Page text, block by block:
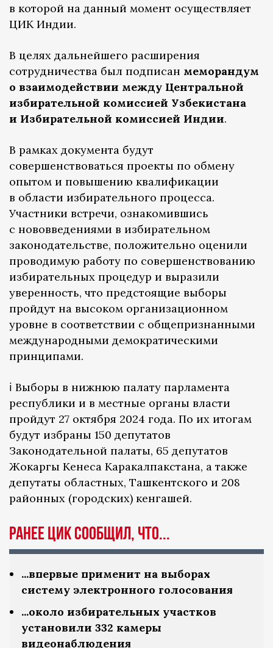
в которой на данный момент осуществляет
ЦИК Индии.
В целях дальнейшего расширения
сотрудничества был подписан меморандум
о взаимодействии между Центральной
избирательной комиссией Узбекистана
и Избирательной комиссией Индии.
В рамках документа будут
совершенствоваться проекты по обмену
опытом и повышению квалификации
в области избирательного процесса.
Участники встречи, ознакомившись
с нововведениями в избирательном
законодательстве, положительно оценили
проводимую работу по совершенствованию
избирательных процедур и выразили
уверенность, что предстоящие выборы
пройдут на высоком организационном
уровне в соответствии с общепризнанными
международными демократическими
принципами.
ℹ️ Выборы в нижнюю палату парламента
республики и в местные органы власти
пройдут 27 октября 2024 года. По их итогам
будут избраны 150 депутатов
Законодательной палаты, 65 депутатов
Жокаргы Кенеса Каракалпакстана, а также
депутаты областных, Ташкентского и 208
районных (городских) кенгашей.
Ранее ЦИК сообщил, что...
...впервые применит на выборах
систему электронного голосования
...около избирательных участков
установили 332 камеры
видеонаблюдения